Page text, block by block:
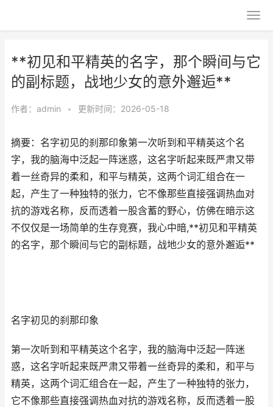
**初见和平精英的名字，那个瞬间与它
的副标题，战地少女的意外邂逅**
作者： admin • 更新时间：2026-05-18
摘要：名字初见的刹那印象第一次听到和平精英这个名
字，我的脑海中泛起一阵迷惑，这名字听起来既严肃又带
着一丝奇异的柔和，和平与精英，这两个词汇组合在一
起，产生了一种独特的张力，它不像那些直接强调热血对
抗的游戏名称，反而透着一股含蓄的野心，仿佛在暗示这
不仅仅是一场简单的生存竞赛，我心中暗,**初见和平精英
的名字，那个瞬间与它的副标题，战地少女的意外邂逅**
名字初见的刹那印象
第一次听到和平精英这个名字，我的脑海中泛起一阵迷
惑，这名字听起来既严肃又带着一丝奇异的柔和，和平与
精英，这两个词汇组合在一起，产生了一种独特的张力，
它不像那些直接强调热血对抗的游戏名称，反而透着一股